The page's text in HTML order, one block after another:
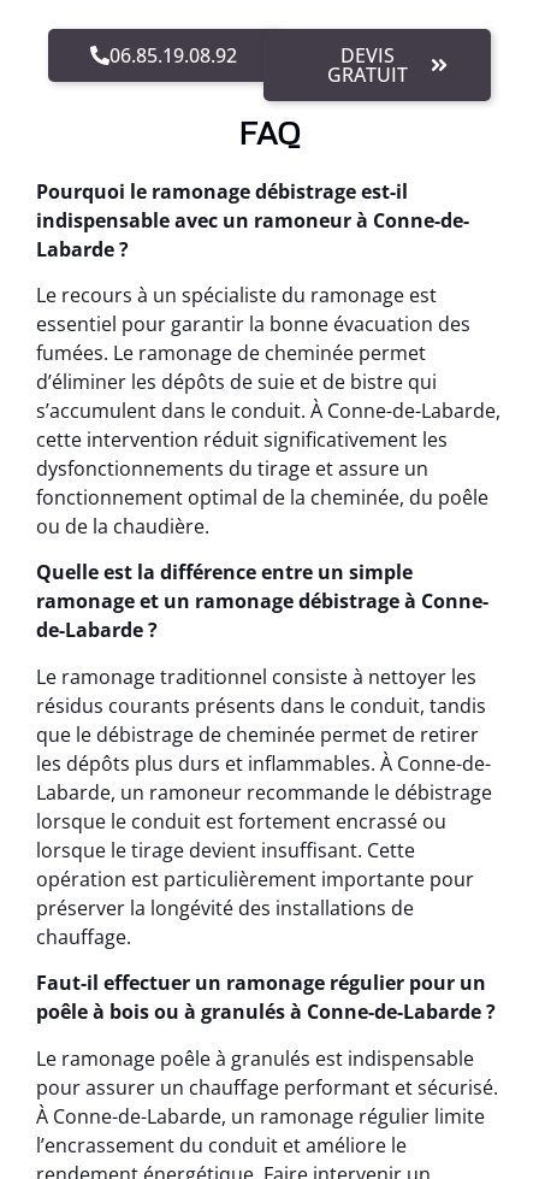
06.85.19.08.92 DEVIS
GRATUIT
FAQ
Pourquoi le ramonage débistrage est-il
indispensable avec un ramoneur à Conne-de-
Labarde ?
Le recours à un spécialiste du ramonage est
essentiel pour garantir la bonne évacuation des
fumées. Le ramonage de cheminée permet
d’éliminer les dépôts de suie et de bistre qui
s’accumulent dans le conduit. À Conne-de-Labarde,
cette intervention réduit significativement les
dysfonctionnements du tirage et assure un
fonctionnement optimal de la cheminée, du poêle
ou de la chaudière.
Quelle est la différence entre un simple
ramonage et un ramonage débistrage à Conne-
de-Labarde ?
Le ramonage traditionnel consiste à nettoyer les
résidus courants présents dans le conduit, tandis
que le débistrage de cheminée permet de retirer
les dépôts plus durs et inflammables. À Conne-de-
Labarde, un ramoneur recommande le débistrage
lorsque le conduit est fortement encrassé ou
lorsque le tirage devient insuffisant. Cette
opération est particulièrement importante pour
préserver la longévité des installations de
chauffage.
Faut-il effectuer un ramonage régulier pour un
poêle à bois ou à granulés à Conne-de-Labarde ?
Le ramonage poêle à granulés est indispensable
pour assurer un chauffage performant et sécurisé.
À Conne-de-Labarde, un ramonage régulier limite
l’encrassement du conduit et améliore le
rendement énergétique. Faire intervenir un